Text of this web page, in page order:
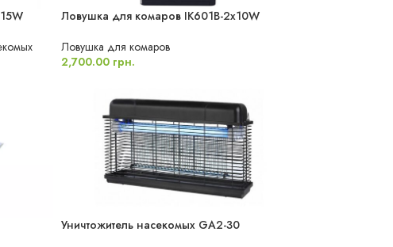
ХИТ ПРОДАЖ
Ловушка для комаров IK601B-2x10W
Ловушка для комаров
2,700.00 грн.
ВЛАГОЗАЩИЩЕННЫЙ
Уничтожитель насекомых GA2-30